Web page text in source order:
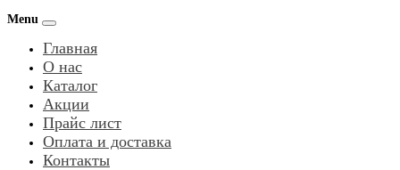
Menu
Главная
О нас
Каталог
Акции
Прайс лист
Оплата и доставка
Контакты